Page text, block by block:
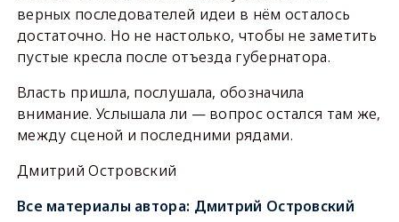
верных последователей идеи в нём осталось
достаточно. Но не настолько, чтобы не заметить
пустые кресла после отъезда губернатора.
Власть пришла, послушала, обозначила
внимание. Услышала ли — вопрос остался там же,
между сценой и последними рядами.
Дмитрий Островский
Все материалы автора: Дмитрий Островский